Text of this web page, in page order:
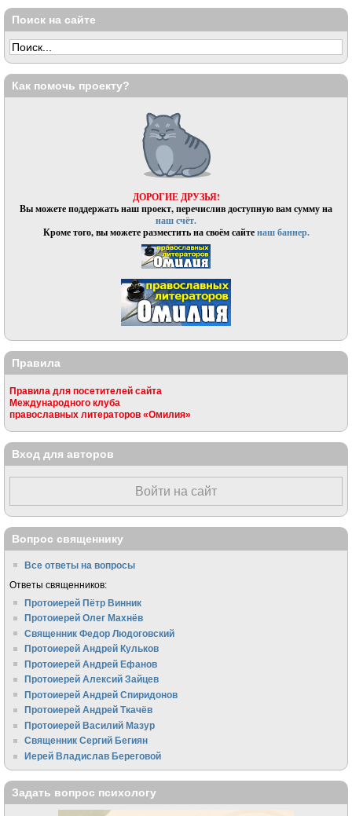
Поиск на сайте
Как помочь проекту?
ДОРОГИЕ ДРУЗЬЯ!
Вы можете поддержать наш проект, перечислив доступную вам сумму на
наш счёт.
Кроме того, вы можете разместить на своём сайтенаш баннер.
Правила
Правила для посетителей сайта
Международного клуба
православных литераторов «Омилия»
Вход для авторов
Войти на сайт
Вопрос священнику
Все ответы на вопросы
Ответы священников:
Протоиерей Пётр Винник
Протоиерей Олег Махнёв
Священник Федор Людоговский
Протоиерей Андрей Кульков
Протоиерей Андрей Ефанов
Протоиерей Алексий Зайцев
Протоиерей Андрей Спиридонов
Протоиерей Андрей Ткачёв
Протоиерей Василий Мазур
Священник Сергий Бегиян
Иерей Владислав Береговой
Задать вопрос психологу